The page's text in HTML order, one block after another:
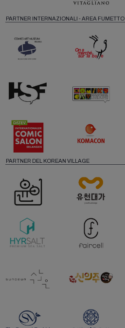
PARTNER INTERNAZIONALI - AREA FUMETTO
PARTNER DEL KOREAN VILLAGE